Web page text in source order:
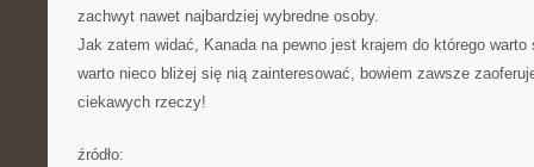
zachwyt nawet najbardziej wybredne osoby.
Jak zatem widać, Kanada na pewno jest krajem do którego
warto nieco bliżej się nią zainteresować, bowiem zawsze
ciekawych rzeczy!
źródło: